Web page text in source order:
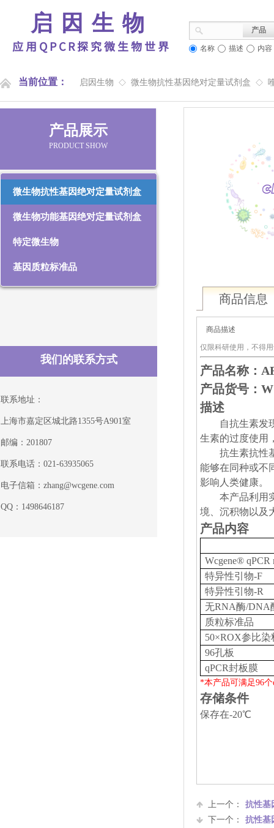
应用QPCR探究微生物世界
启因生物 产品
名称 描述 内容
当前位置： 启因生物 ◇ 微生物抗性基因绝对定量试剂盒 ◇
商品信息
商品描述
仅限科研使用，不得
产品名称：
产品货号：
描述
自抗生素发
生素的过度使用
抗生素抗性
能够在同种或不
影响人类健康。
本产品利用
境、沉积物以及
产品内容
Wcgene®
特异性引物-F
特异性引物-R
无RNA酶/DNA
质粒标准品
50×ROX参比染
96孔板
qPCR封板膜
*本产品可满足96个
存储条件
保存在-20℃
上一个：
抗性基
下一个：
抗性基
联系地址：
上海市嘉定区城北路1355号A901室
邮编：201807
联系电话：021-63935065
电子信箱：zhang@wcgene.com
QQ：1498646187
微生物抗性基因绝对定量试剂盒
微生物功能基因绝对定量试剂盒
特定微生物
基因质粒标准品
我们的联系方式
产品展示
PRODUCT SHOW